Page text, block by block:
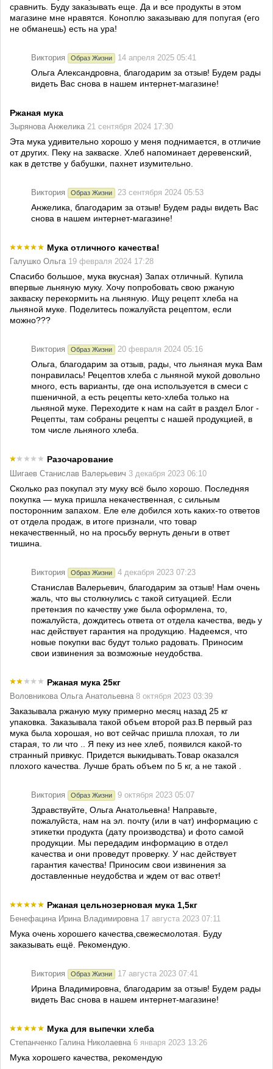
сравнить. Буду заказывать еще. Да и все продукты в этом
магазине мне нравятся. Коноплю заказываю для попугая (его
не обманешь) есть на ура!
Виктория Образ Жизни 14 апреля 2025 05:41
Ольга Александровна, благодарим за отзыв! Будем рады
видеть Вас снова в нашем интернет-магазине!
Ржаная мука
Зырянова Анжелика 21 сентября 2024 17:30
Эта мука удивительно хорошо у меня поднимается, в отличие
от других. Пеку на закваске. Хлеб напоминает деревенский,
как в детстве у бабушки, пахнет изумительно.
Виктория Образ Жизни 23 сентября 2024 05:53
Анжелика, благодарим за отзыв! Будем рады видеть Вас
снова в нашем интернет-магазине!
Мука отличного качества!
Галушко Ольга 19 февраля 2024 17:28
Спасибо большое, мука вкусная) Запах отличный. Купила
впервые льняную муку. Хочу попробовать свою ржаную
закваску перекормить на льняную. Ищу рецепт хлеба на
льняной муке. Поделитесь пожалуйста рецептом, если
можно???
Виктория Образ Жизни 20 февраля 2024 05:16
Ольга, благодарим за отзыв, рады, что льняная мука Вам
понравилась! Рецептов хлеба с льняной мукой довольно
много, есть варианты, где она используется в смеси с
пшеничной, а есть рецепты кето-хлеба только на
льняной муке. Переходите к нам на сайт в раздел Блог -
Рецепты, там собраны рецепты с нашей продукцией, в
том числе льняного хлеба.
Разочарование
Шигаев Станислав Валерьевич 3 декабря 2023 06:10
Сколько раз покупал эту муку всё было хорошо. Последняя
покупка — мука пришла некачественная, с сильным
посторонним запахом. Еле еле добился хоть каких-то ответов
от отдела продаж, в итоге признали, что товар
некачественный, но на просьбу вернуть деньги в ответ
тишина.
Виктория Образ Жизни 4 декабря 2023 07:23
Станислав Валерьевич, благодарим за отзыв! Нам очень
жаль, что вы столкнулись с такой ситуацией. Если
претензия по качеству уже была оформлена, то,
пожалуйста, дождитесь ответа от отдела качества, ведь у
нас действует гарантия на продукцию. Надеемся, что
новые покупки вас будут только радовать. Приносим
свои извинения за возможные неудобства.
Ржаная мука 25кг
Воловникова Ольга Анатольевна 8 октября 2023 03:39
Заказывала ржаную муку примерно месяц назад 25 кг
упаковка. Заказывала такой объем второй раз.В первый раз
мука была хорошая, но вот сейчас пришла плохая, то ли
старая, то ли что .. Я пеку из нее хлеб, появился какой-то
странный привкус. Придется выкидывать.Товар оказался
плохого качества. Лучше брать объем по 5 кг, а не такой .
Виктория Образ Жизни 9 октября 2023 05:07
Здравствуйте, Ольга Анатольевна! Направьте,
пожалуйста, нам на эл. почту (или в чат) информацию с
этикетки продукта (дату производства) и фото самой
продукции. Мы передадим информацию в отдел
качества и они проведут проверку. У нас действует
гарантия качества! Приносим свои извинения за
доставленные неудобства и ждем от вас ответ!
Ржаная цельнозерновая мука 1,5кг
Бенефацина Ирина Владимировна 17 августа 2023 07:11
Мука очень хорошего качества,свежесмолотая. Буду
заказывать ещё. Рекомендую.
Виктория Образ Жизни 17 августа 2023 07:41
Ирина Владимировна, благодарим за отзыв! Будем рады
видеть Вас снова в нашем интернет-магазине!
Мука для выпечки хлеба
Степанченко Галина Николаевна 6 января 2023 13:26
Мука хорошего качества, рекомендую